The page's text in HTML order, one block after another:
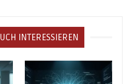
INTERESSIEREN